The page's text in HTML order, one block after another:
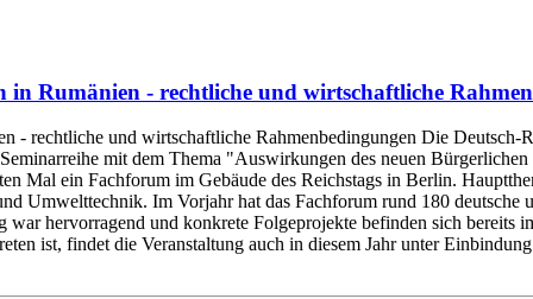
Rumänien - rechtliche und wirtschaftliche
- rechtliche und wirtschaftliche Rahmenbedingungen Die Deutsch-
mit dem Thema "Auswirkungen des neuen Bürgerlichen
Mal ein Fachforum im Gebäude des Reichstags in Berlin.
Umwelttechnik. Im Vorjahr hat das Fachforum rund 180 deutsche
war hervorragend und konkrete Folgeprojekte befinden sich
ist, findet die Veranstaltung auch in diesem Jahr unter